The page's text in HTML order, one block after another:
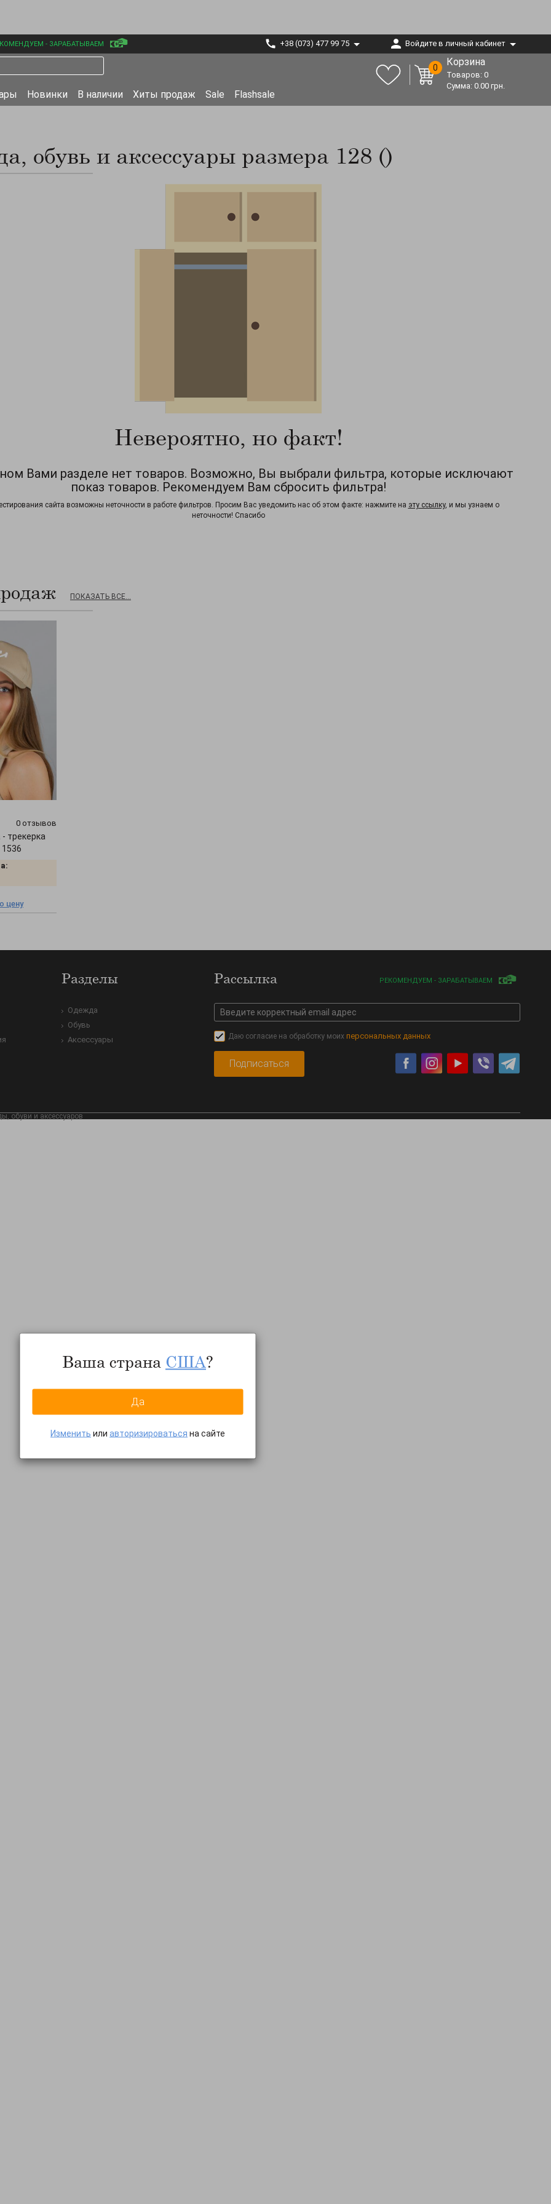
- ЗАРАБАТЫВАЕМ +38 (073) 477 99 75 Войдите в личный кабинет
Новинки В наличии Хиты продаж Sale Flashsale
0 Корзина
Товаров: 0
Сумма: 0.00 грн.
обувь и аксессуары размера 128 ()
Невероятно, но факт!
Вами разделе нет товаров. Возможно, Вы выбрали фильтра, которые исключают
показ товаров. Рекомендуем Вам сбросить фильтра!
сайта возможны неточности в работе фильтров. Просим Вас уведомить нас об этом факте: нажмите на эту ссылку, и мы узнаем о
неточности! Спасибо
ПОКАЗАТЬ ВСЕ...
0 отзывов
трекерка
1536
цену
Разделы
Одежда
Обувь
Аксессуары
Рассылка РЕКОМЕНДУЕМ - ЗАРАБАТЫВАЕМ
Даю согласие на обработку моихперсональных данных
обуви и аксессуаров
Ваша страна США?
Да
Изменить или авторизироваться на сайте